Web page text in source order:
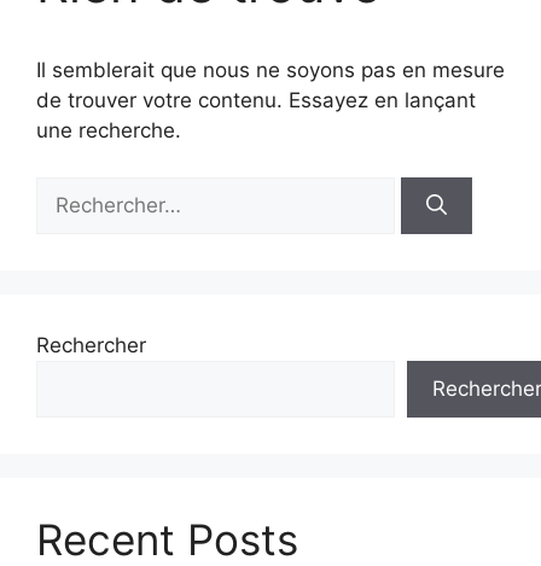
Il semblerait que nous ne soyons pas en mesure
de trouver votre contenu. Essayez en lançant
une recherche.
Rechercher
Rechercher
Recent Posts